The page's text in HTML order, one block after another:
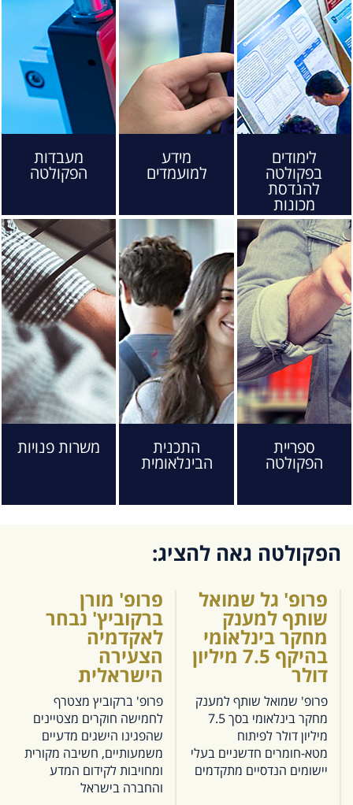
לימודים
בפקולטה
להנדסת
מכונות
מידע
למועמדים
מעבדות
הפקולטה
ספריית
הפקולטה
התכנית
הבינלאומית
משרות פנויות
הפקולטה גאה להציג:
פרופ' גל שמואל
שותף למענק
מחקר בינלאומי
בהיקף 7.5 מיליון
דולר
פרופ' שמואל שותף למענק
מחקר בינלאומי בסך 7.5
מיליון דולר לפיתוח
מטא-חומרים חדשניים בעלי
יישומים הנדסיים מתקדמים
פרופ' מורן
ברקוביץ' נבחר
לאקדמיה
הצעירה
הישראלית
פרופ' ברקוביץ מצטרף
לחמישה חוקרים מצטיינים
שהפגינו הישגים מדעיים
משמעותיים, חשיבה מקורית
ומחויבות לקידום המדע
והחברה בישראל